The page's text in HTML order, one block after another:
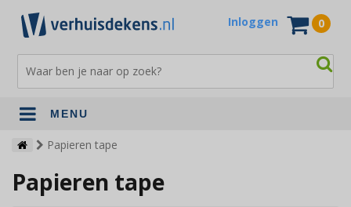
Inloggen 0
MENU
Verhuisdekens
Opslagdekens
Papieren tape
Papieren tape